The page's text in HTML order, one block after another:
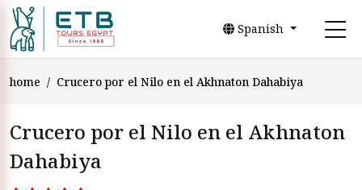
Spanish
home Crucero por el Nilo en el Akhnaton Dahabiya
Crucero por el Nilo en el Akhnaton
Dahabiya